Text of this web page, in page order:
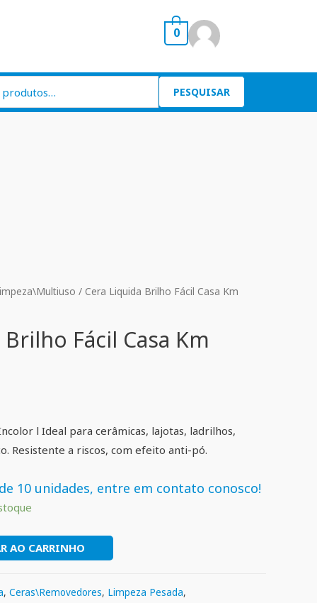
0
PESQUISAR
/ Cera Liquida Brilho Fácil Casa Km
Fácil Casa Km
l Ideal para cerâmicas, lajotas, ladrilhos,
Resistente a riscos, com efeito anti-pó.
10 unidades, entre em contato conosco!
AO CARRINHO
, Ceras\Removedores, Limpeza Pesada,